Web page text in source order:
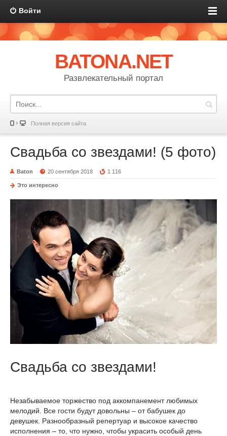
Войти
BATONA.NET
Развлекательный портал
Полная версия сайта
Свадьба со звездами! (5 фото)
Baton 20 сентября 2018 1 116
Это интересно
Свадьба со звездами!
Незабываемое торжество под аккомпанемент любимых
мелодий. Все гости будут довольны – от бабушек до
девушек. Разнообразный репертуар и высокое качество
исполнения – то, что нужно, чтобы украсить особый день